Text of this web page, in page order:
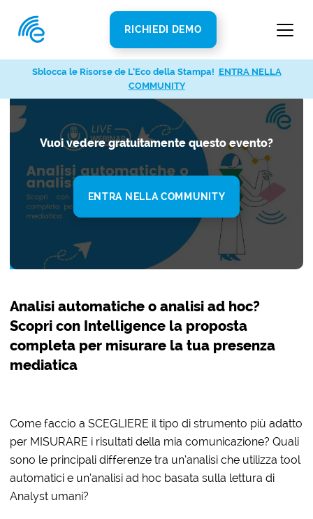
RICHIEDI DEMO
Vuoi vedere gratuitamente questo evento?
ENTRA NELLA COMMUNITY
Analisi automatiche o analisi ad hoc?
Scopri con Intelligence la proposta
completa per misurare la tua presenza
mediatica
Come faccio a SCEGLIERE il tipo di strumento più adatto
per MISURARE i risultati della mia comunicazione? Quali
sono le principali differenze tra un’analisi che utilizza tool
automatici e un’analisi ad hoc basata sulla lettura di
Analyst umani?
Sblocca le Risorse de L’Eco della Stampa! ENTRA NELLA
COMMUNITY
Sblocca le Risorse de L’Eco della Stampa! ENTRA NELLA
COMMUNITY